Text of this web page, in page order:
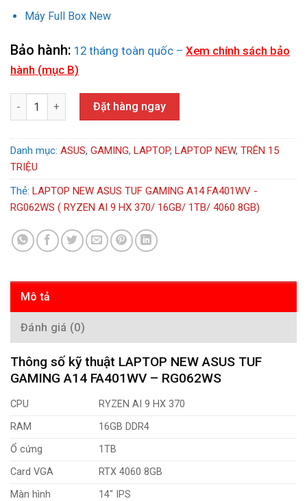
Máy Full Box New
Bảo hành: 12 tháng toàn quốc – Xem chính sách bảo
hành (mục B)
LAPTOP NEW ASUS TUF GAMING A14 FA401WV - RG062WS (
Đặt hàng ngay
Danh mục: ASUS, GAMING, LAPTOP, LAPTOP NEW, TRÊN 15
TRIỆU
Thẻ: LAPTOP NEW ASUS TUF GAMING A14 FA401WV -
RG062WS ( RYZEN AI 9 HX 370/ 16GB/ 1TB/ 4060 8GB)
Mô tả
Đánh giá (0)
Thông số kỹ thuật LAPTOP NEW ASUS TUF
GAMING A14 FA401WV – RG062WS
CPU
RYZEN AI 9 HX 370
RAM
16GB DDR4
Ổ cứng
1TB
Card VGA
RTX 4060 8GB
Màn hình
14″ IPS